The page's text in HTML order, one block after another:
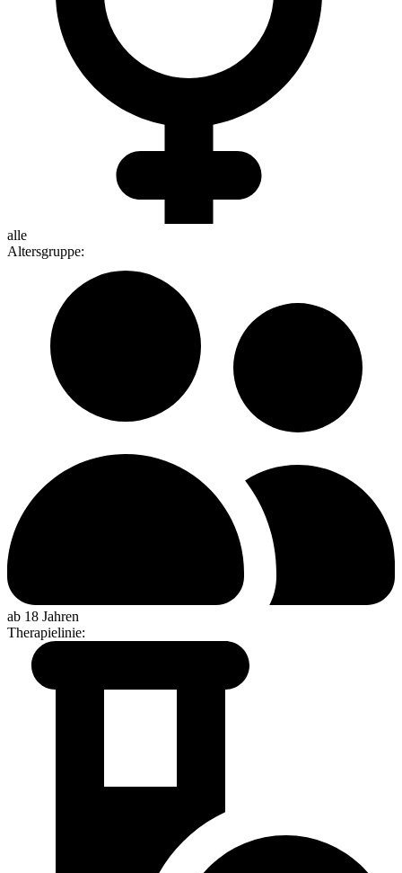
alle
Altersgruppe:
ab 18 Jahren
Therapielinie: